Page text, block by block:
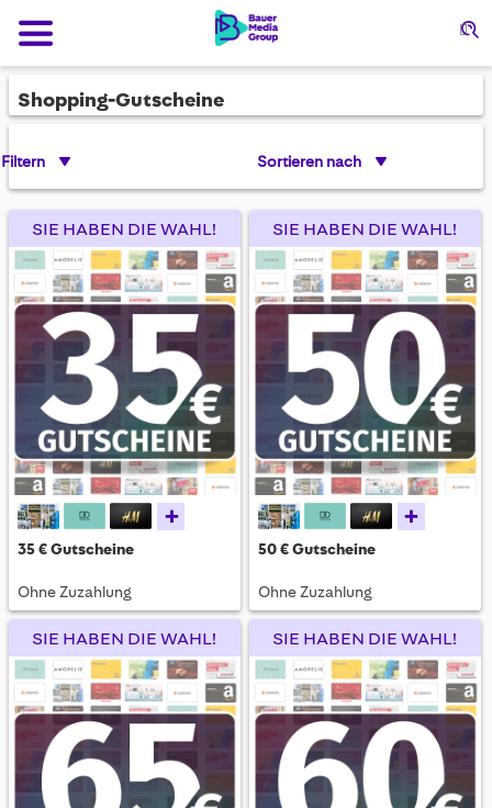
Shopping-Gutscheine
Filtern Sortieren nach
SIE HABEN DIE WAHL!
+
35 € Gutscheine
Ohne Zuzahlung
SIE HABEN DIE WAHL!
+
50 € Gutscheine
Ohne Zuzahlung
SIE HABEN DIE WAHL! SIE HABEN DIE WAHL!